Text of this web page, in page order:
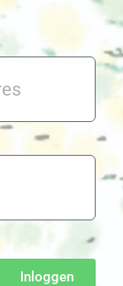
Inloggen